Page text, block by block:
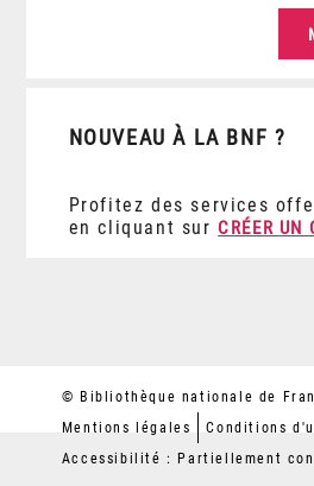
NOUVEAU À LA BNF ?
Profitez des services
en cliquant sur CRÉER UN
© Bibliothèque nationale de
Mentions légales
Conditions
Accessibilité : Partiellement